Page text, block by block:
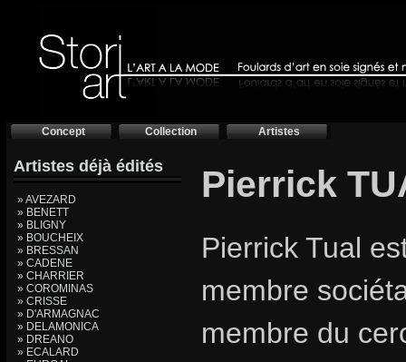
Concept Collection Artistes
Artistes déjà édités
» AVEZARD
» BENETT
» BLIGNY
» BOUCHEIX
» BRESSAN
» CADENE
» CHARRIER
» COROMINAS
» CRISSE
» D'ARMAGNAC
» DELAMONICA
» DREANO
» ECALARD
Pierrick
Pierrick Tual
membre
membre du